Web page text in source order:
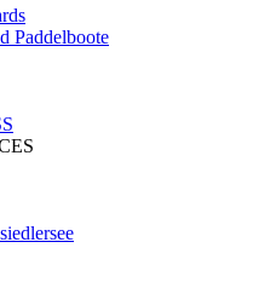
Paddelboote